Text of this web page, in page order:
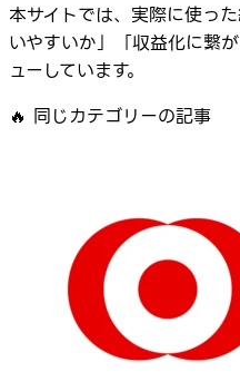
本サイトでは、実際に使っ
いやすいか」「収益化に繋
ューしています。
🔥 同じカテゴリーの記事